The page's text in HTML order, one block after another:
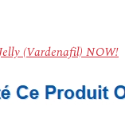
(Vardenafil) NOW!